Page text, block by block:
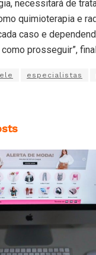
necessitará de
quimioterapia e
caso e
prosseguir”,
especialistas